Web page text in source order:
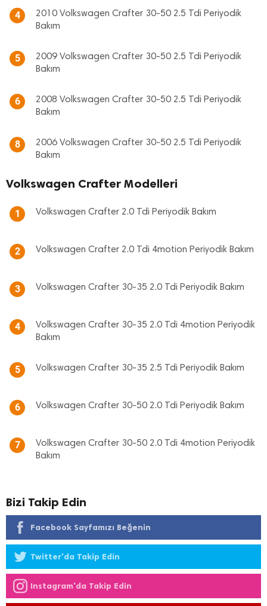
4
2010 Volkswagen Crafter 30-50 2.5 Tdi Periyodik
Bakım
5
2009 Volkswagen Crafter 30-50 2.5 Tdi Periyodik
Bakım
6
2008 Volkswagen Crafter 30-50 2.5 Tdi Periyodik
Bakım
8
2006 Volkswagen Crafter 30-50 2.5 Tdi Periyodik
Bakım
Volkswagen Crafter Modelleri
1 Volkswagen Crafter 2.0 Tdi Periyodik Bakım
2 Volkswagen Crafter 2.0 Tdi 4motion Periyodik Bakım
3 Volkswagen Crafter 30-35 2.0 Tdi Periyodik Bakım
4
Volkswagen Crafter 30-35 2.0 Tdi 4motion Periyodik
Bakım
5 Volkswagen Crafter 30-35 2.5 Tdi Periyodik Bakım
6 Volkswagen Crafter 30-50 2.0 Tdi Periyodik Bakım
7
Volkswagen Crafter 30-50 2.0 Tdi 4motion Periyodik
Bakım
Bizi Takip Edin
Facebook Sayfamızı Beğenin
Twitter'da Takip Edin
Instagram'da Takip Edin